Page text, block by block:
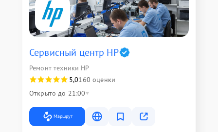
Сервисный центр HP
Ремонт техники HP
5,0160 оценки
Открыто до 21:00
Маршрут